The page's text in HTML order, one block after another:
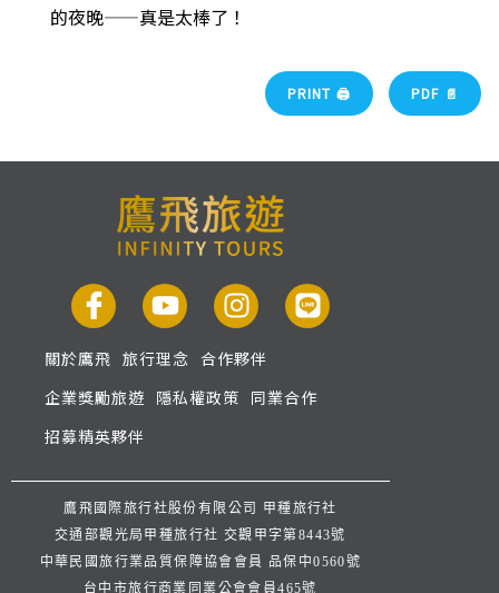
的夜晚——真是太棒了！
PRINT 🖨 PDF 📄
關於鷹飛 旅行理念 合作夥伴
企業獎勵旅遊 隱私權政策 同業合作
招募精英夥伴
鷹飛國際旅行社股份有限公司 甲種旅行社
交通部觀光局甲種旅行社 交觀甲字第8443號
中華民國旅行業品質保障協會會員 品保中0560號
台中市旅行商業同業公會會員465號